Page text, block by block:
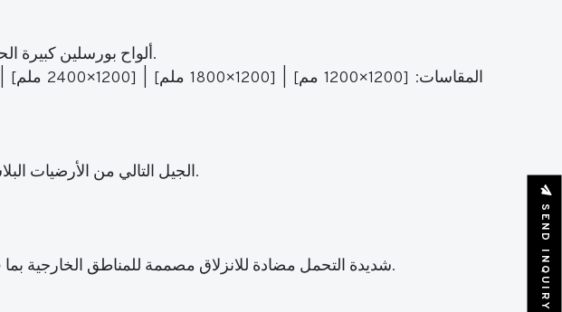
ألواح بورسلين كبيرة الحجم مصممة هندسيًا لأسطح سلسة وفاخرة في المساحات السكنية والتجارية والضيافة.
الجيل التالي من الأرضيات البلاستيكية الحجرية المقاومة للماء والخدش ومصممة للبيئات ذات الحركة المرورية العالية.
أرضيات بورسلين R11 شديدة التحمل مضادة للانزلاق مصممة للمناطق الخارجية بما في ذلك الحدائق والممرات وأسطح حمامات السباحة والشرفات.
SEND INQUIRY